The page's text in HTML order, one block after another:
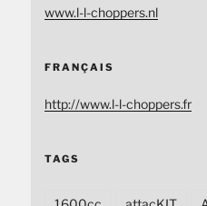
www.l-l-choppers.nl
FRANÇAIS
http://www.l-l-choppers.fr
TAGS